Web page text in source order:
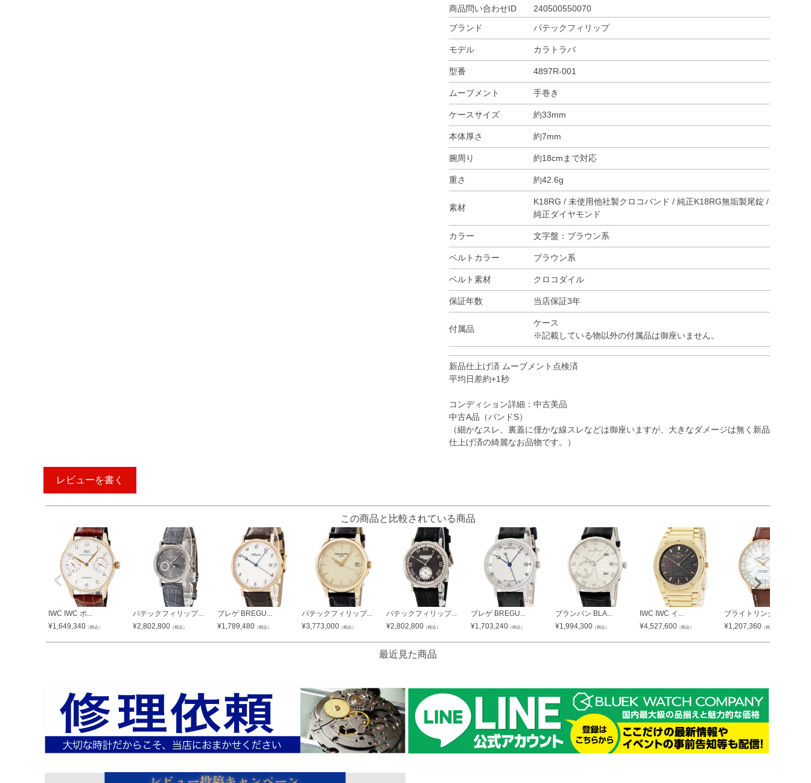
商品問い合わせID
240500550070
ブランド
パテックフィリップ
モデル カラトラバ
型番 4897R-001
ムーブメント 手巻き
ケースサイズ 約33mm
本体厚さ 約7mm
腕周り 約18cmまで対応
重さ 約42.6g
素材
K18RG / 未使用他社製クロコバンド / 純正K18RG無垢製尾錠 /
純正ダイヤモンド
カラー 文字盤：ブラウン系
ベルトカラー ブラウン系
ベルト素材 クロコダイル
保証年数 当店保証3年
付属品
ケース
※記載している物以外の付属品は御座いません。
新品仕上げ済 ムーブメント点検済
平均日差約+1秒
コンディション詳細：中古美品
中古A品（バンドS）
（細かなスレ、裏蓋に僅かな線スレなどは御座いますが、大きなダメージは無く新品
仕上げ済の綺麗なお品物です。）
レビューを書く
この商品と比較されている商品
IWC IWC ポ...
¥1,649,340 （税込）
パテックフィリップ...
¥2,802,800 （税込）
ブレゲ BREGU...
¥1,789,480 （税込）
パテックフィリップ...
¥3,773,000 （税込）
パテックフィリップ...
¥2,802,800 （税込）
ブレゲ BREGU...
¥1,703,240 （税込）
ブランパン BLA...
¥1,994,300 （税込）
IWC IWC イ...
¥4,527,600 （税込）
ブライトリング B...
¥1,207,360 （税込）
最近見た商品